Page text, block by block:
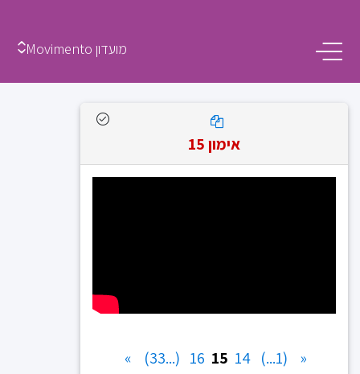
מועדון Movimento
אימון 15
«
(1...)
14
15
16
(...33)
»